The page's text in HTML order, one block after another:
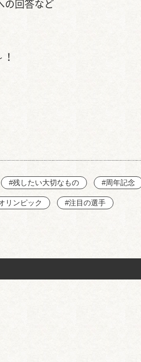
の回答など
#残したい大切なもの #周年記念
リンピック #注目の選手